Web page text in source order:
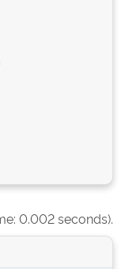
0.002 seconds).